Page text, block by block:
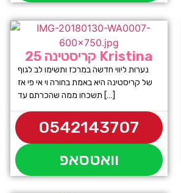
קריסטינה 25 Kristina
נערות ליווי חדשה במרכז ותשימו לב לגוף
של קריסטינה היא באמת בחורה וי אי פי אז
תשכחו ממה שהכרתם עד […]
0542143707
וואטסאפ